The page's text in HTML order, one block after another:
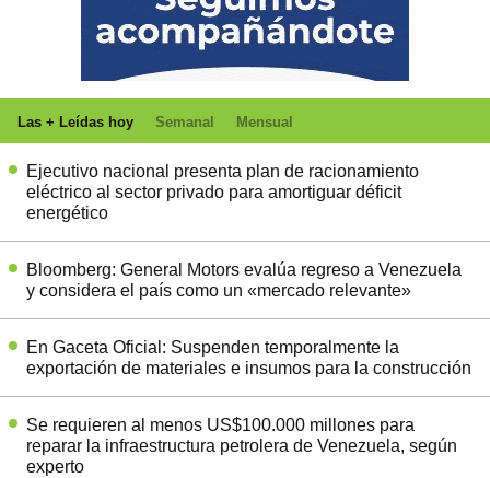
Las + Leídas hoy Semanal Mensual
Ejecutivo nacional presenta plan de racionamiento
eléctrico al sector privado para amortiguar déficit
energético
Bloomberg: General Motors evalúa regreso a Venezuela
y considera el país como un «mercado relevante»
En Gaceta Oficial: Suspenden temporalmente la
exportación de materiales e insumos para la construcción
Se requieren al menos US$100.000 millones para
reparar la infraestructura petrolera de Venezuela, según
experto